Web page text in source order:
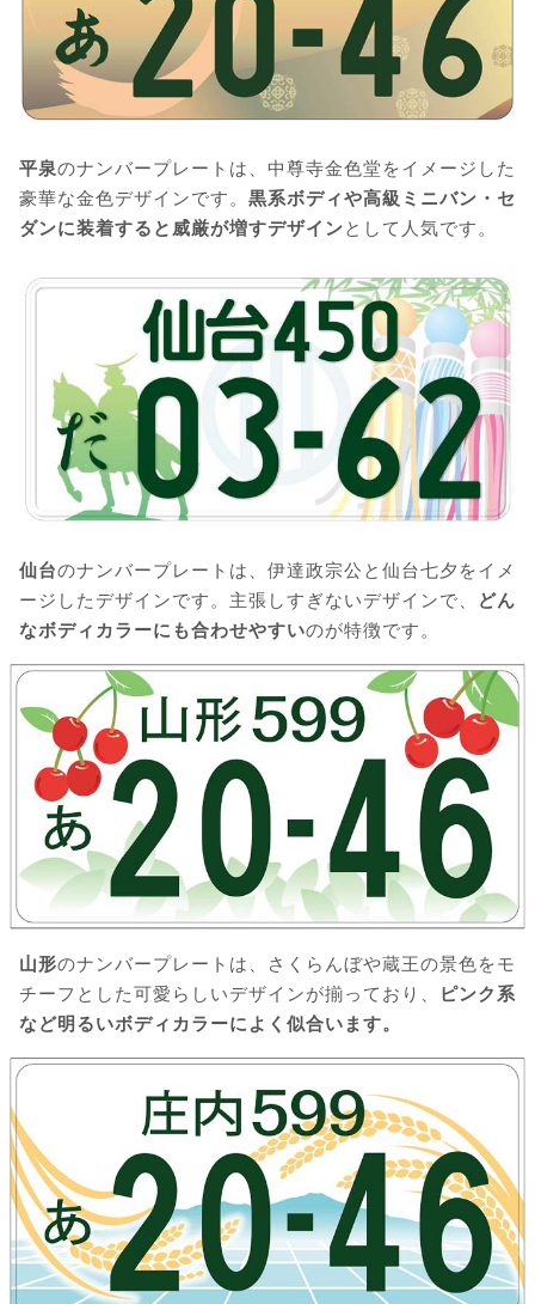
平泉のナンバープレートは、中尊寺金色堂をイメージした
豪華な金色デザインです。 黒系ボディや高級ミニバン・セ
ダンに装着すると威厳が増すデザインとして人気です。
仙台のナンバープレートは、伊達政宗公と仙台七夕をイメ
ージしたデザインです。主張しすぎないデザインで、
どん
なボディカラーにも合わせやすいのが特徴です。
山形のナンバープレートは、さくらんぼや蔵王の景色をモ
チーフとした可愛らしいデザインが揃っており、
ピンク系
など明るいボディカラーによく似合います。